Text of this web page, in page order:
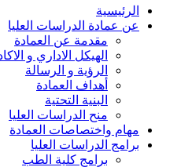
الرئيسية
عن عمادة الدراسات العليا
مقدمة عن العمادة
الهيكل الاداري و
الرؤية و الرسالة
أهداف العمادة
البنية التحتية
منح الدراسات العليا
مهام واختصاصات العمادة
برامج الدراسات العليا
برامج كلية الطب